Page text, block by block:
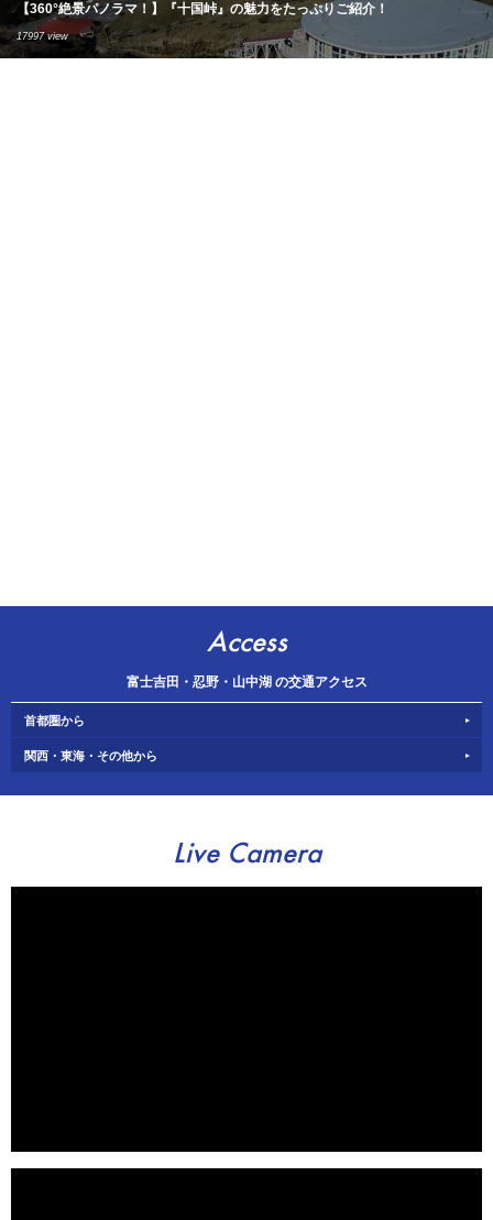
【360°絶景パノラマ！】『十国峠』の魅力をたっぷりご紹介！
17997 view
Access
富士吉田・忍野・山中湖 の交通アクセス
首都圏から
関西・東海・その他から
Live Camera